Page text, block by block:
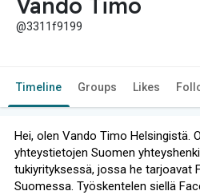
Vando Timo
@3311f9199
Timeline Groups Likes
Hei, olen Vando Timo Helsingistä.
yhteystietojen Suomen
tukiyrityksessä, jossa he tarjoavat
Suomessa. Työskentelen siellä